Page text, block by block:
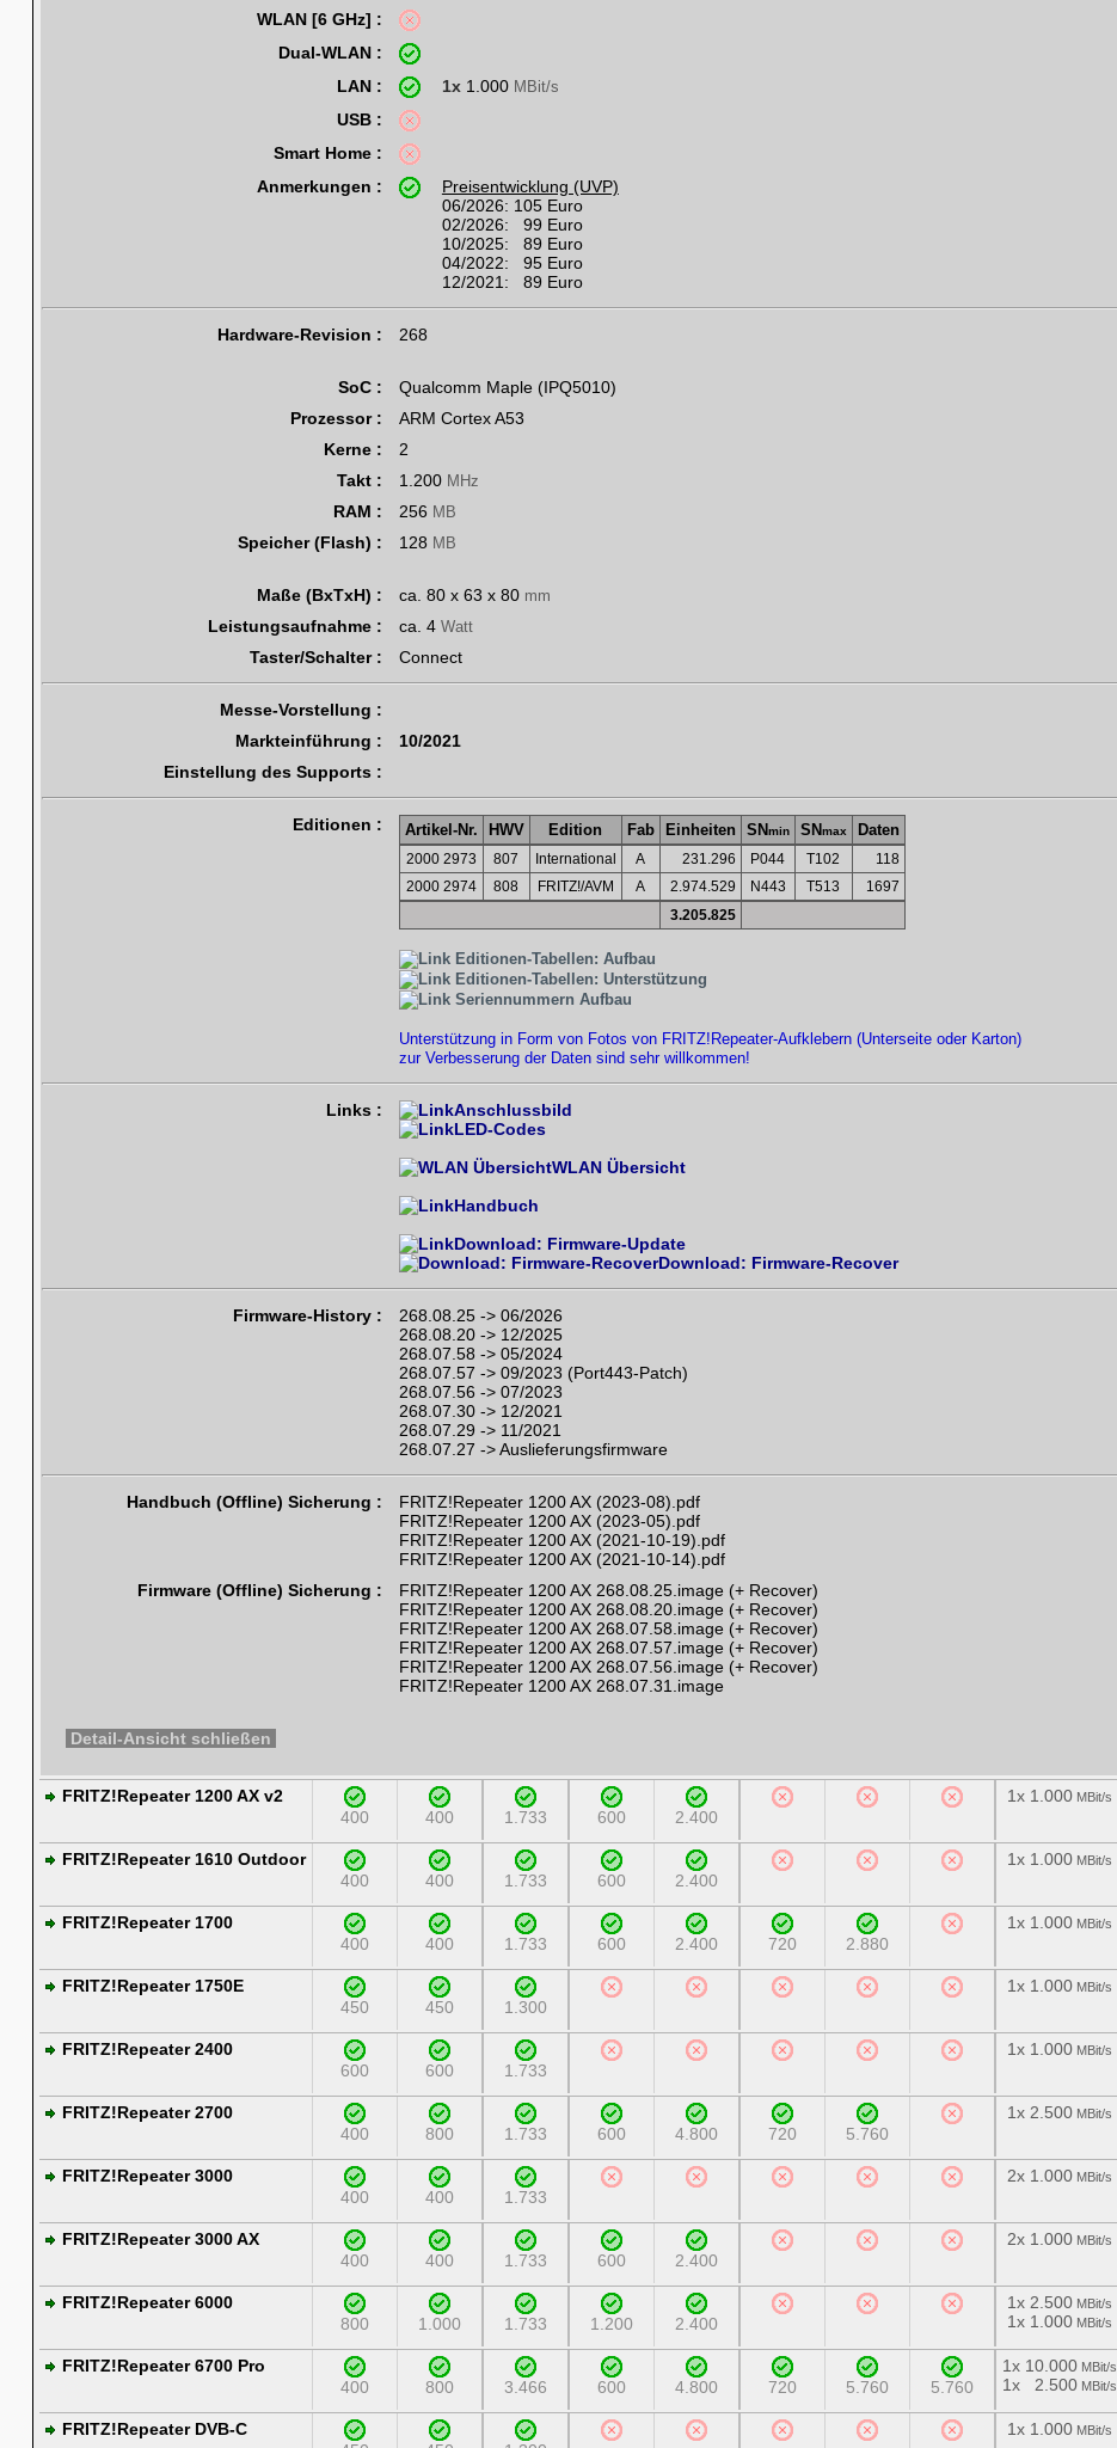
WLAN [6 GHz] :
Dual-WLAN :
LAN :
1x1.000 MBit/s
USB :
Smart Home :
Anmerkungen :
Preisentwicklung (UVP)
06/2026: 105 Euro
02/2026: 99 Euro
10/2025: 89 Euro
04/2022: 95 Euro
12/2021: 89 Euro
Hardware-Revision : 268
SoC :
Qualcomm Maple (IPQ5010)
Prozessor :
ARM Cortex A53
Kerne :
2
Takt :
1.200 MHz
RAM : 256 MB
Speicher (Flash) : 128 MB
Maße (BxTxH) : ca. 80 x 63 x 80 mm
Leistungsaufnahme : ca. 4 Watt
Taster/Schalter : Connect
Messe-Vorstellung :
Markteinführung :
10/2021
Einstellung des Supports :
Editionen : Artikel-Nr. HWV Edition Fab Einheiten SNmin SNmax Daten
2000 2973 807 International A 231.296 P044 T102
118
2000 2974
808 FRITZ!/AVM A 2.974.529 N443 T513
1697
3.205.825
Editionen-Tabellen: Aufbau
Editionen-Tabellen: Unterstützung
Seriennummern Aufbau
Unterstützung in Form von Fotos von FRITZ!Repeater-Aufklebern (Unterseite oder Karton)
zur Verbesserung der Daten sind sehr willkommen!
Links :
Anschlussbild
LED-Codes
WLAN Übersicht
Handbuch
Download: Firmware-Update
Download: Firmware-Recover
Firmware-History :
268.08.25 -> 06/2026
268.08.20 -> 12/2025
268.07.58 -> 05/2024
268.07.57 -> 09/2023 (Port443-Patch)
268.07.56 -> 07/2023
268.07.30 -> 12/2021
268.07.29 -> 11/2021
268.07.27 -> Auslieferungsfirmware
Handbuch (Offline) Sicherung :
FRITZ!Repeater 1200 AX (2023-08).pdf
FRITZ!Repeater 1200 AX (2023-05).pdf
FRITZ!Repeater 1200 AX (2021-10-19).pdf
FRITZ!Repeater 1200 AX (2021-10-14).pdf
Firmware (Offline) Sicherung :
FRITZ!Repeater 1200 AX 268.08.25.image (+ Recover)
FRITZ!Repeater 1200 AX 268.08.20.image (+ Recover)
FRITZ!Repeater 1200 AX 268.07.58.image (+ Recover)
FRITZ!Repeater 1200 AX 268.07.57.image (+ Recover)
FRITZ!Repeater 1200 AX 268.07.56.image (+ Recover)
FRITZ!Repeater 1200 AX 268.07.31.image
Detail-Ansicht schließen
FRITZ!Repeater 1200 AX v2
400
400 1.733 600 2.400
1x 1.000MBit/s
FRITZ!Repeater 1610 Outdoor
400
400 1.733 600 2.400
1x 1.000MBit/s
FRITZ!Repeater 1700
400
400 1.733 600 2.400 720 2.880
1x 1.000MBit/s
FRITZ!Repeater 1750E
450
450 1.300
1x 1.000MBit/s
FRITZ!Repeater 2400
600
600 1.733
1x 1.000MBit/s
FRITZ!Repeater 2700
400
800 1.733 600 4.800 720 5.760
1x 2.500MBit/s
FRITZ!Repeater 3000
400
400 1.733
2x 1.000MBit/s
FRITZ!Repeater 3000 AX
400
400 1.733 600 2.400
2x 1.000MBit/s
FRITZ!Repeater 6000
800
1.000 1.733 1.200 2.400
1x 2.500MBit/s
1x 1.000MBit/s
FRITZ!Repeater 6700 Pro
400
800 3.466 600 4.800 720 5.760 5.760
1x 10.000MBit/s
1x 2.500MBit/s
FRITZ!Repeater DVB-C
1x 1.000MBit/s